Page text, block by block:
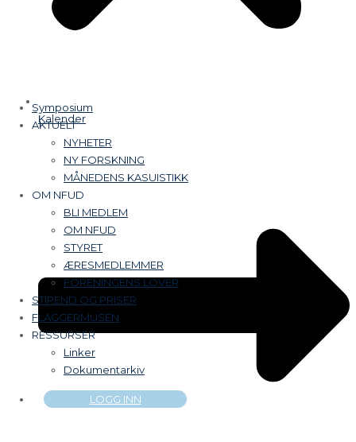
Symposium
AKTUELT
NYHETER
NY FORSKNING
MÅNEDENS KASUISTIKK
OM NFUD
BLI MEDLEM
OM NFUD
STYRET
ÆRESMEDLEMMER
FORENINGENS LOVER
STIPEND OG PRISER
FLAGGERMUSEN
RESSURSER
Linker
Dokumentarkiv
LOGG INN
Kalender